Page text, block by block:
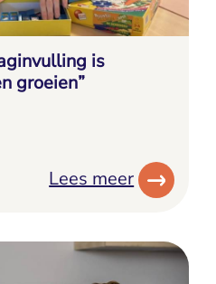
is
groeien”
Lees meer